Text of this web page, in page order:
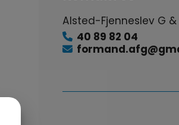
Alsted-Fjenneslev G &
40 89 82 04